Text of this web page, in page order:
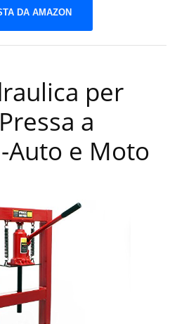
DA AMAZON
per
a
-Auto e Moto